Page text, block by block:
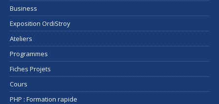
Business
Exposition OrdiStroy
Ateliers
Programmes
Fiches Projets
Cours
PHP : Formation rapide